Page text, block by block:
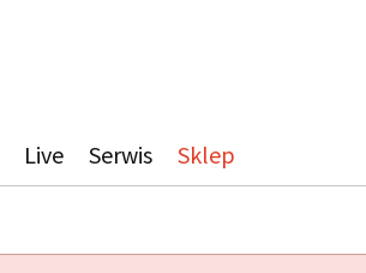
Live Serwis Sklep